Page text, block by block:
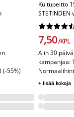
(-55%)
Kuitupeitto





7,50/KPL
Alin 30
kampanjaa:
+ lisää kokoja